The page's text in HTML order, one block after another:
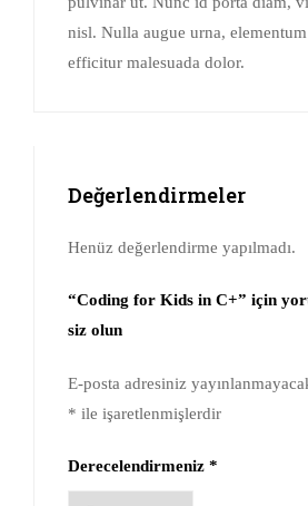
nisl. Nulla augue urna,
efficitur malesuada dolor.
Değerlendirmeler
Henüz değerlendirme yapılmadı.
“Coding for Kids in C+” için
siz olun
E-posta adresiniz
* ile işaretlenmişlerdir
Derecelendirmeniz *